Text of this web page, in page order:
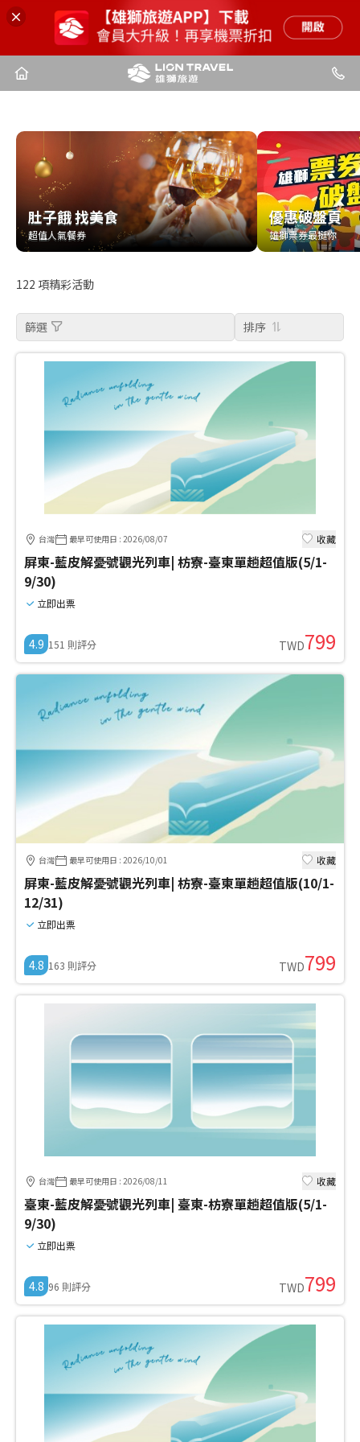
肚子餓 找美食
超值人氣餐券
肚子餓 找美食
超值人氣餐券
優惠破盤頁
雄獅票券最挺你
優惠破盤頁
雄獅票券最挺你
122 項精彩活動
篩選 排序
台灣 最早可使用日 : 2026/08/07 收藏
屏東-藍皮解憂號觀光列車| 枋寮-臺東單趟超值版(5/1-
9/30)
立即出票
4.9 151 則評分 TWD799
台灣 最早可使用日 : 2026/10/01 收藏
屏東-藍皮解憂號觀光列車| 枋寮-臺東單趟超值版(10/1-
12/31)
立即出票
4.8 163 則評分 TWD799
台灣 最早可使用日 : 2026/08/11 收藏
臺東-藍皮解憂號觀光列車| 臺東-枋寮單趟超值版(5/1-
9/30)
立即出票
4.8 96 則評分 TWD799